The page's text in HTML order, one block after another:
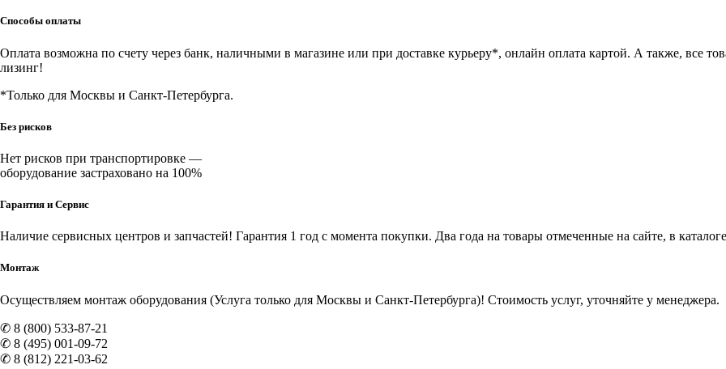
Способы оплаты
Оплата возможна по счету через банк, наличными в магазине или при доставке курьеру*, онлайн оплата картой. А также, все
лизинг!
*Только для Москвы и Санкт-Петербурга.
Без рисков
Нет рисков при транспортировке —
оборудование застраховано на 100%
Гарантия и Сервис
Наличие сервисных центров и запчастей! Гарантия 1 год с момента покупки. Два года на товары отмеченные на сайте, в
Монтаж
Осуществляем монтаж оборудования (Услуга только для Москвы и Санкт-Петербурга)! Стоимость услуг, уточняйте у менеджера.
✆ 8 (800) 533-87-21
✆ 8 (495) 001-09-72
✆ 8 (812) 221-03-62